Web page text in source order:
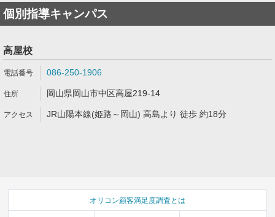
個別指導キャンパス
高屋校
086-250-1906
岡山県岡山市中区高屋219-14
JR山陽本線(姫路～岡山) 高島より 徒歩 約18分
オリコン顧客満足度調査とは